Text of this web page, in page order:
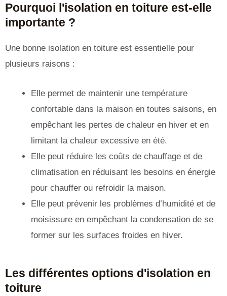
Pourquoi l'isolation en toiture est-elle
importante ?
Une bonne isolation en toiture est essentielle pour
plusieurs raisons :
Elle permet de maintenir une température
confortable dans la maison en toutes saisons, en
empêchant les pertes de chaleur en hiver et en
limitant la chaleur excessive en été.
Elle peut réduire les coûts de chauffage et de
climatisation en réduisant les besoins en énergie
pour chauffer ou refroidir la maison.
Elle peut prévenir les problèmes d’humidité et de
moisissure en empêchant la condensation de se
former sur les surfaces froides en hiver.
Les différentes options d'isolation en
toiture